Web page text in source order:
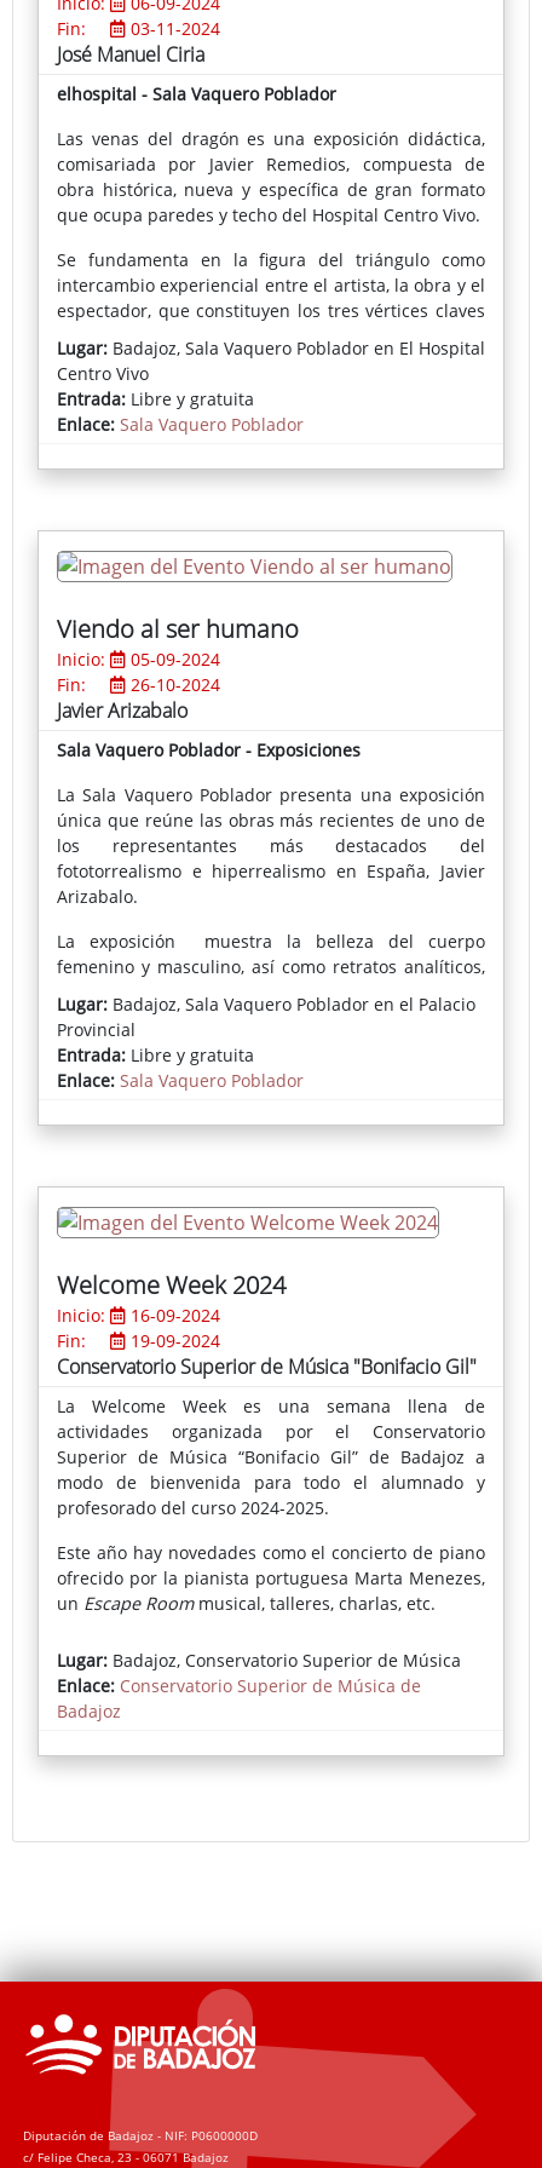
Fin:
03-11-2024
José Manuel Ciria
elhospital - Sala Vaquero Poblador
Las venas del dragón es una exposición didáctica,
comisariada por Javier Remedios, compuesta de
obra histórica, nueva y específica de gran formato
que ocupa paredes y techo del Hospital Centro Vivo.
Se fundamenta en la figura del triángulo como
intercambio experiencial entre el artista, la obra y el
espectador, que constituyen los tres vértices claves
de lo que significa el arte para nuestro autor.
Recorreremos las líneas o venas que ha ido
trazando la pintura de José Manuel Ciria
(Manchester, 1960) a través de su obra, sus estudios
proyección internacional de las últimas
generaciones, con exposiciones en los más grandes
museos y ferias del mundo, Nueva York, Los Ángeles,
Medellín, São Paulo, Buenos Aires, Santiago de Chile,
Tel Aviv, Oporto, Lisboa, París, Berlín, Bucarest… Su
energía, fortaleza e inquietud lo impulsan a la
experimentación y al estudio de lo que acontece,
contemporáneo. De su obra emerge una agresividad
mundo. Estos también aplican sus sentimientos en
el consumo y apreciación del momento artístico, por
lo que su obra está hecha por él para ellos.
El enfoque teórico de su labor no ha tenido más que
su mente una suerte de confrontación entre lo
gestual y lo geométrico, la exploración temática y la
formal, de ciertas concepciones acerca de la
figuración. Mediante once obras pictóricas de gran
formato, una proyección sobre lienzo, pantalla,
dibujos, cómics, collages, objetos de archivo, una
un gran catálogo, bucearemos en su memoria.
del dragón que vuela, otea y se lanza del cielo hacia
la tierra, los campos, las ciudades. Su éxito artístico
es el epítome del rigor analítico.
Lugar: Badajoz, Sala Vaquero Poblador en El Hospital
Centro Vivo
Entrada: Libre y gratuita
Enlace: Sala Vaquero Poblador
Viendo al ser humano
Inicio:
05-09-2024
Fin:
26-10-2024
Javier Arizabalo
Sala Vaquero Poblador - Exposiciones
La Sala Vaquero Poblador presenta una exposición
única que reúne las obras más recientes de uno de
los representantes más destacados del
fototorrealismo e hiperrealismo en España, Javier
Arizabalo.
La exposición muestra la belleza del cuerpo
femenino y masculino, así como retratos analíticos,
representando un resumen de las inquietudes y
trayectoria del autor.
Lugar: Badajoz, Sala Vaquero Poblador en el Palacio
Provincial
Entrada: Libre y gratuita
Enlace: Sala Vaquero Poblador
Welcome Week 2024
Inicio:
16-09-2024
Fin:
19-09-2024
Conservatorio Superior de Música "Bonifacio Gil"
La Welcome Week es una semana llena de
actividades organizada por el Conservatorio
Superior de Música “Bonifacio Gil” de Badajoz a
modo de bienvenida para todo el alumnado y
profesorado del curso 2024-2025.
Este año hay novedades como el concierto de piano
ofrecido por la pianista portuguesa Marta Menezes,
un Escape Roommusical, talleres, charlas, etc.
Info WELCOME WEEK 2024 (PDF)
Carteles 1 y 2 Welcome Week 2024 (PDF)
Welcome Week 2024. HORARIO
Información sobre las Inscripciones
Facebook Conservatorio
Lugar: Badajoz, Conservatorio Superior de Música
Enlace: Conservatorio Superior de Música de
Badajoz
Diputación de Badajoz - NIF: P0600000D
c/ Felipe Checa, 23 - 06071 Badajoz